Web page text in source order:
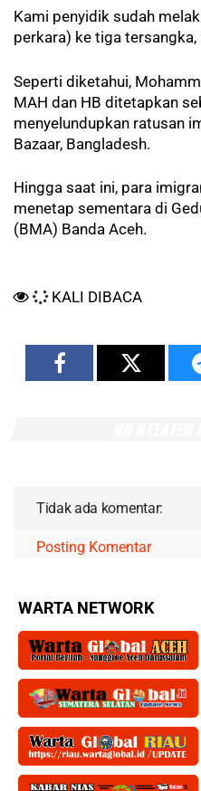
Kami penyidik sudah
perkara) ke tiga tersangka,
Seperti diketahui,
MAH dan HB ditetapkan
menyelundupkan ratusan
Bazaar, Bangladesh.
Hingga saat ini, para
menetap sementara di
(BMA) Banda Aceh.
KALI DIBACA
Tidak ada komentar:
Posting Komentar
WARTA NETWORK